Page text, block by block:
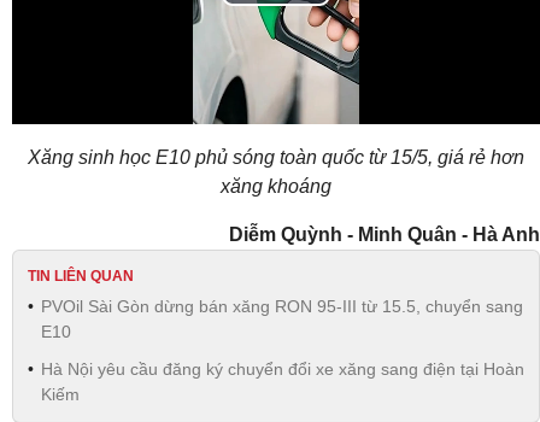
Video
Xăng sinh học E10 phủ sóng toàn quốc từ 15/5, giá rẻ hơn
xăng khoáng
Diễm Quỳnh - Minh Quân - Hà Anh
TIN LIÊN QUAN
PVOil Sài Gòn dừng bán xăng RON 95-III từ 15.5, chuyển sang
E10
Hà Nội yêu cầu đăng ký chuyển đổi xe xăng sang điện tại Hoàn
Kiếm